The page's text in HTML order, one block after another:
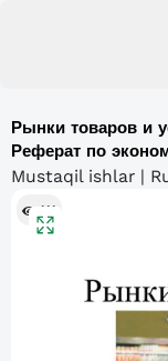
Рынки товаров и
Реферат по
Mustaqil ishlar |
111